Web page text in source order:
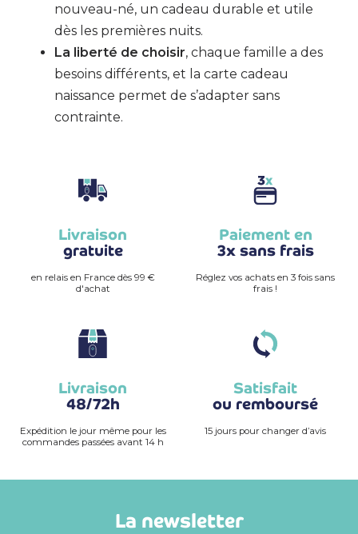
nouveau-né, un cadeau durable et utile
dès les premières nuits.
La liberté de choisir, chaque famille a des
besoins différents, et la carte cadeau
naissance permet de s’adapter sans
contrainte.
Livraison
gratuite
en relais en France dès 99 €
d'achat
Paiement en
3x sans frais
Réglez vos achats en 3 fois sans
frais !
Livraison
48/72h
Expédition le jour même pour les
commandes passées avant 14 h
Satisfait
ou remboursé
15 jours pour changer d’avis
La newsletter